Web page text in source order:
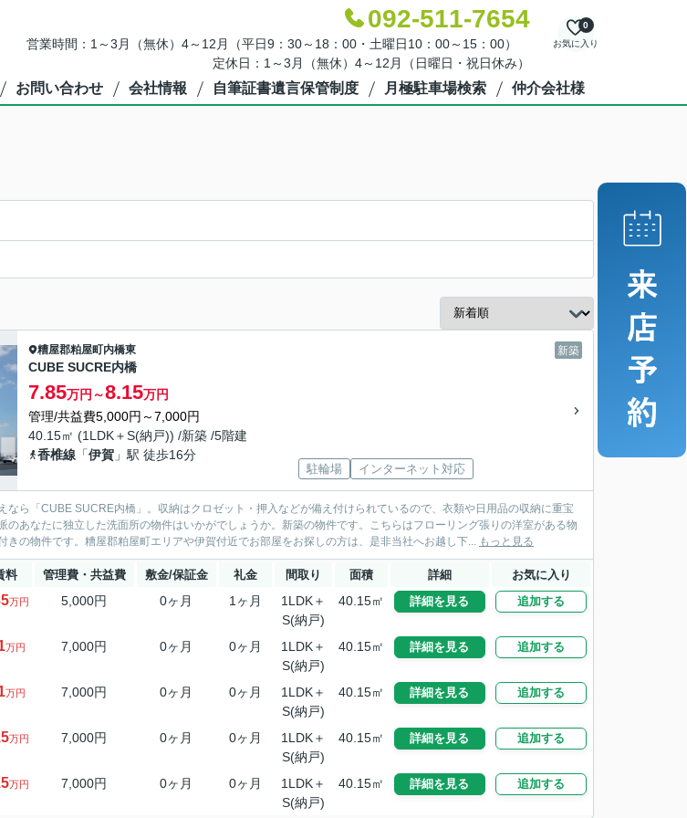
092-511-7654
営業時間：1～3月（無休）4～12月（平日9：30～18：00・土曜日10：00～15：00）
定休日：1～3月（無休）4～12月（日曜日・祝日休み）
お気に入り
0
お問い合わせ 会社情報 自筆証書遺言保管制度 月極駐車場検索 仲介会社様
新築
糟屋郡粕屋町内橋東
CUBE SUCRE内橋
7.85万円～8.15万円
管理/共益費5,000円～7,000円
40.15㎡ (1LDK＋S(納戸)) /新築 /5階建
香椎線 「伊賀 」駅 徒歩16分
駐輪場 インターネット対応
なら「CUBE SUCRE内橋」。収納はクロゼット・押入などが備え付けられているので、衣類や日用品の収納に重宝
のあなたに独立した洗面所の物件はいかがでしょうか。新築の物件です。こちらはフローリング張りの洋室がある物
きの物件です。糟屋郡粕屋町エリアや伊賀付近でお部屋をお探しの方は、是非当社へお越し下... もっと見る
料 管理費・共益費 敷金/保証金 礼金 間取り 面積 詳細 お気に入り
万円 5,000円 0ヶ月 1ヶ月
1LDK＋
S(納戸)
40.15㎡ 詳細を見る 追加する
万円 7,000円 0ヶ月 0ヶ月
1LDK＋
S(納戸)
40.15㎡ 詳細を見る 追加する
万円 7,000円 0ヶ月 0ヶ月
1LDK＋
S(納戸)
40.15㎡ 詳細を見る 追加する
万円 7,000円 0ヶ月 0ヶ月
1LDK＋
S(納戸)
40.15㎡ 詳細を見る 追加する
万円 7,000円 0ヶ月 0ヶ月
1LDK＋
S(納戸)
40.15㎡ 詳細を見る 追加する